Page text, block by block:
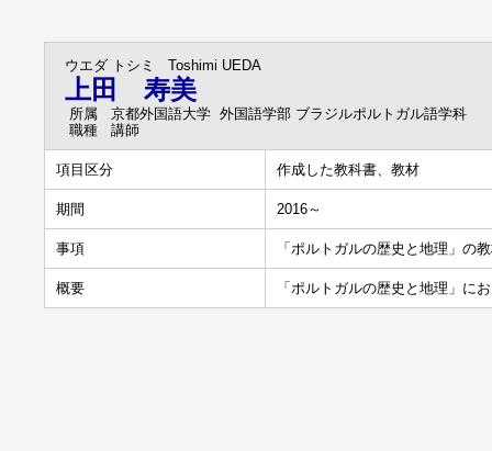
ウエダ トシミ Toshimi UEDA
上田 寿美
所属
京都外国語大学 外国語学部 ブラジルポルトガル語学科
職種
講師
項目区分 作成した教科書、教材
期間 2016～
事項 「ポルトガルの歴史と地理」の
概要 「ポルトガルの歴史と地理」に